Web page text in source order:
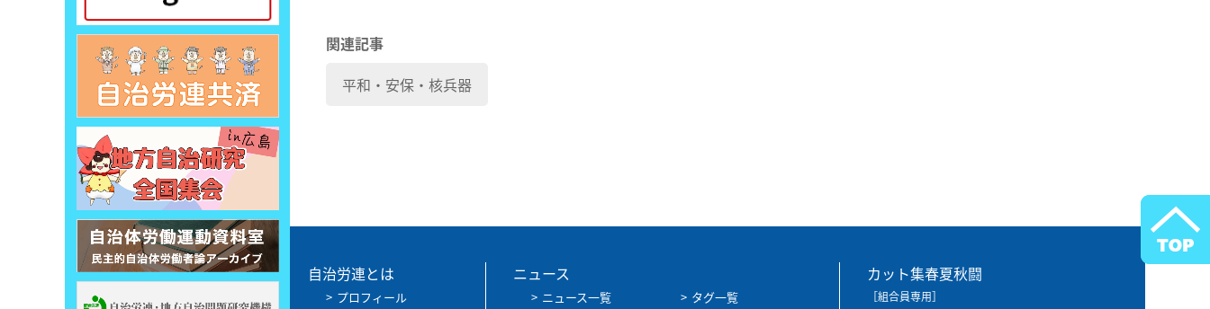
関連記事
平和・安保・核兵器
自治労連とは
プロフィール
ニュース
ニュース一覧
タグ一覧
カット集春夏秋闘
［組合員専用］